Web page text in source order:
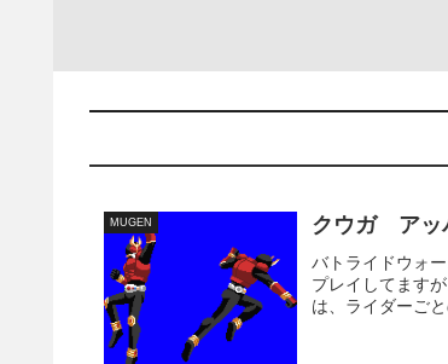
MUGEN クウガ アッ
バトライドウォ
プレイしてます
は、ライダーご